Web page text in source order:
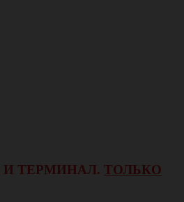
И ТЕРМИНАЛ. ТОЛЬКО